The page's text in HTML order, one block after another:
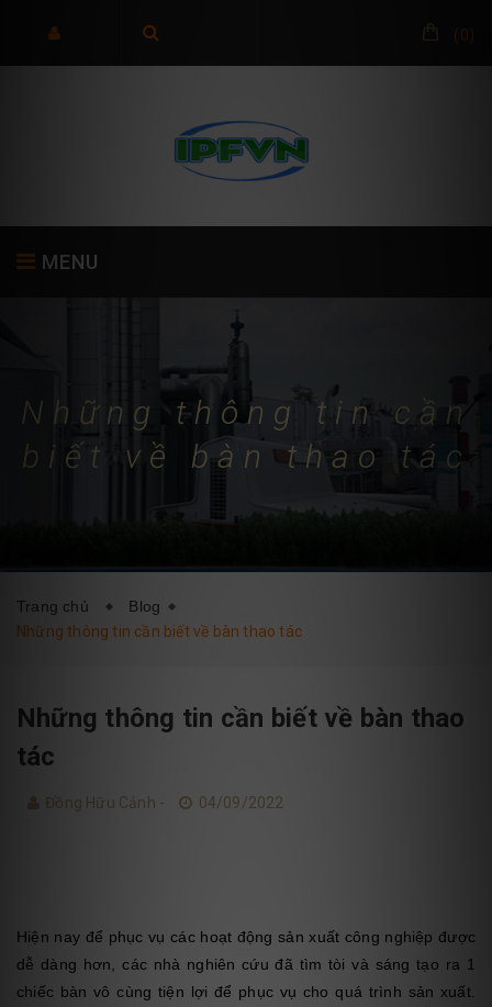
(0)
MENU
GIỚI THIỆU
BLOG LIÊN HỆ
Những thông tin cần
biết về bàn thao tác
Trang chủ
Blog
Những thông tin cần biết về bàn thao tác
Những thông tin cần biết về bàn thao
tác
Đồng Hữu Cảnh - 04/09/2022
Hiện nay để phục vụ các hoạt động sản xuất công nghiệp được
dễ dàng hơn, các nhà nghiên cứu đã tìm tòi và sáng tạo ra 1
chiếc bàn vô cùng tiện lợi để phục vụ cho quá trình sản xuất.